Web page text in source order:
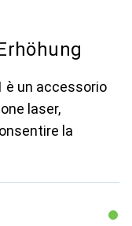
è un accessorio
laser,
la